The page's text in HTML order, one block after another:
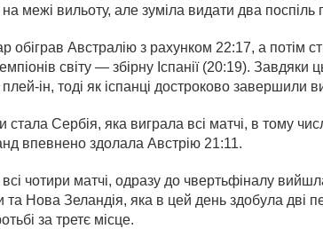
межі вильоту, але зуміла видати два поспіль
обіграв Австралію з рахунком 22:17, а потім
світу — збірну Іспанії (20:19).
ін, тоді як іспанці достроково завершили
Сербія, яка виграла всі матчі, в тому
впевнено здолала Австрію 21:11.
чотири матчі, одразу до чвертьфіналу
та Нова Зеландія, яка в цей день здобула дві
за третє місце.